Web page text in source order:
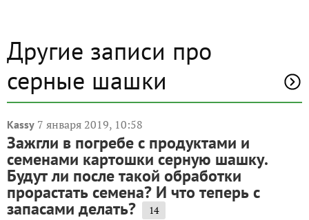
Другие записи про
серные шашки
Kassy 7 января 2019, 10:58
Зажгли в погребе с продуктами и
семенами картошки серную шашку.
Будут ли после такой обработки
прорастать семена? И что теперь с
запасами делать? 14